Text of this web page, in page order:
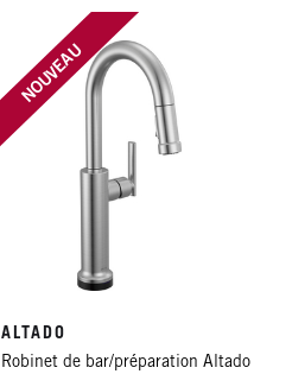
NOUVEAU
ALTADO
Robinet de bar/préparation Altado